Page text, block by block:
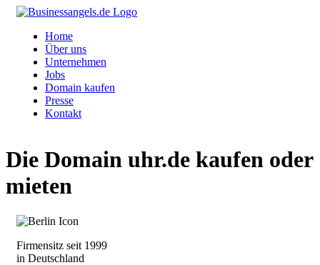
Home
Über uns
Unternehmen
Jobs
Domain kaufen
Presse
Kontakt
Die Domain uhr.de kaufen oder
mieten
Firmensitz seit 1999
in Deutschland